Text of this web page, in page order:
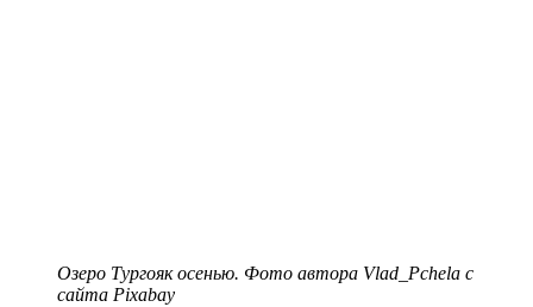
Озеро Тургояк осенью. Фото автора Vlad_Pchela с
сайта Pixabay